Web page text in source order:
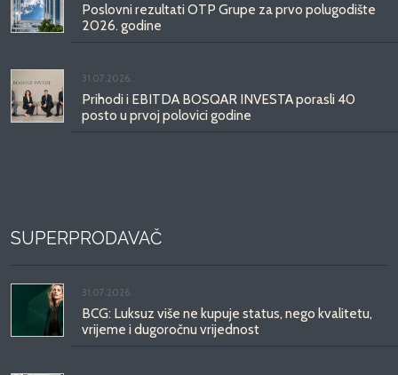
Poslovni rezultati OTP Grupe za prvo polugodište
2026. godine
31.07.2026.
Prihodi i EBITDA BOSQAR INVESTA porasli 40
posto u prvoj polovici godine
SUPERPRODAVAČ
31.07.2026.
BCG: Luksuz više ne kupuje status, nego kvalitetu,
vrijeme i dugoročnu vrijednost